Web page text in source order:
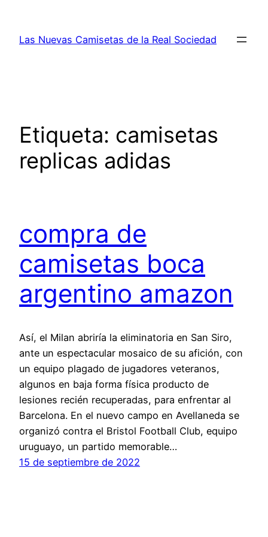
contenido
Las Nuevas Camisetas de la Real Sociedad
Etiqueta: camisetas
replicas adidas
compra de
camisetas boca
argentino amazon
Así, el Milan abriría la eliminatoria en San Siro,
ante un espectacular mosaico de su afición, con
un equipo plagado de jugadores veteranos,
algunos en baja forma física producto de
lesiones recién recuperadas, para enfrentar al
Barcelona. En el nuevo campo en Avellaneda se
organizó contra el Bristol Football Club, equipo
uruguayo, un partido memorable…
15 de septiembre de 2022